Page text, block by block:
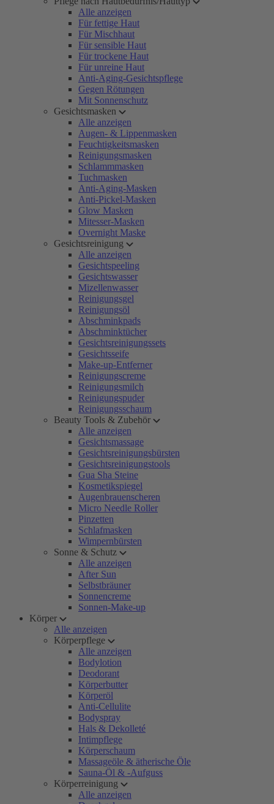
Alle anzeigen
Für fettige Haut
Für Mischhaut
Für sensible Haut
Für trockene Haut
Für unreine Haut
Anti-Aging-Gesichtspflege
Gegen Rötungen
Mit Sonnenschutz
Gesichtsmasken
Alle anzeigen
Augen- & Lippenmasken
Feuchtigkeitsmasken
Reinigungsmasken
Schlammmasken
Tuchmasken
Anti-Aging-Masken
Anti-Pickel-Masken
Glow Masken
Mitesser-Masken
Overnight Maske
Gesichtsreinigung
Alle anzeigen
Gesichtspeeling
Gesichtswasser
Mizellenwasser
Reinigungsgel
Reinigungsöl
Abschminkpads
Abschminktücher
Gesichtsreinigungssets
Gesichtsseife
Make-up-Entferner
Reinigungscreme
Reinigungsmilch
Reinigungspuder
Reinigungsschaum
Beauty Tools & Zubehör
Alle anzeigen
Gesichtsmassage
Gesichtsreinigungsbürsten
Gesichtsreinigungstools
Gua Sha Steine
Kosmetikspiegel
Augenbrauenscheren
Micro Needle Roller
Pinzetten
Schlafmasken
Wimpernbürsten
Sonne & Schutz
Alle anzeigen
After Sun
Selbstbräuner
Sonnencreme
Sonnen-Make-up
Körper
Alle anzeigen
Körperpflege
Alle anzeigen
Bodylotion
Deodorant
Körperbutter
Körperöl
Anti-Cellulite
Bodyspray
Hals & Dekolleté
Intimpflege
Körperschaum
Massageöle & ätherische Öle
Sauna-Öl & -Aufguss
Körperreinigung
Alle anzeigen